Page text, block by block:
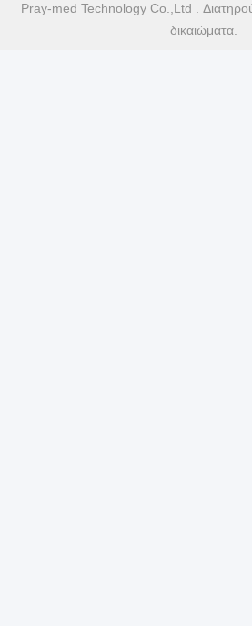
Pray-med Technology Co.,Ltd .
δικαιώματα.